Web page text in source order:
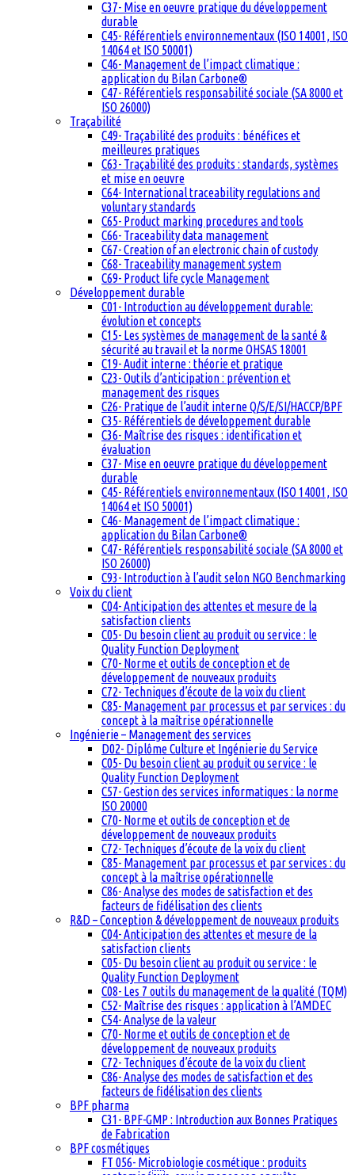
C37- Mise en oeuvre pratique du développement
durable
C45- Référentiels environnementaux (ISO 14001, ISO
14064 et ISO 50001)
C46- Management de l’impact climatique :
application du Bilan Carbone®
C47- Référentiels responsabilité sociale (SA 8000 et
ISO 26000)
Traçabilité
C49- Traçabilité des produits : bénéfices et
meilleures pratiques
C63- Traçabilité des produits : standards, systèmes
et mise en oeuvre
C64- International traceability regulations and
voluntary standards
C65- Product marking procedures and tools
C66- Traceability data management
C67- Creation of an electronic chain of custody
C68- Traceability management system
C69- Product life cycle Management
Développement durable
C01- Introduction au développement durable:
évolution et concepts
C15- Les systèmes de management de la santé &
sécurité au travail et la norme OHSAS 18001
C19- Audit interne : théorie et pratique
C23- Outils d’anticipation : prévention et
management des risques
C26- Pratique de l’audit interne Q/S/E/SI/HACCP/BPF
C35- Référentiels de développement durable
C36- Maîtrise des risques : identification et
évaluation
C37- Mise en oeuvre pratique du développement
durable
C45- Référentiels environnementaux (ISO 14001, ISO
14064 et ISO 50001)
C46- Management de l’impact climatique :
application du Bilan Carbone®
C47- Référentiels responsabilité sociale (SA 8000 et
ISO 26000)
C93- Introduction à l’audit selon NGO Benchmarking
Voix du client
C04- Anticipation des attentes et mesure de la
satisfaction clients
C05- Du besoin client au produit ou service : le
Quality Function Deployment
C70- Norme et outils de conception et de
développement de nouveaux produits
C72- Techniques d’écoute de la voix du client
C85- Management par processus et par services : du
concept à la maîtrise opérationnelle
Ingénierie – Management des services
D02- Diplôme Culture et Ingénierie du Service
C05- Du besoin client au produit ou service : le
Quality Function Deployment
C57- Gestion des services informatiques : la norme
ISO 20000
C70- Norme et outils de conception et de
développement de nouveaux produits
C72- Techniques d’écoute de la voix du client
C85- Management par processus et par services : du
concept à la maîtrise opérationnelle
C86- Analyse des modes de satisfaction et des
facteurs de fidélisation des clients
R&D – Conception & développement de nouveaux produits
C04- Anticipation des attentes et mesure de la
satisfaction clients
C05- Du besoin client au produit ou service : le
Quality Function Deployment
C08- Les 7 outils du management de la qualité (TQM)
C52- Maîtrise des risques : application à l’AMDEC
C54- Analyse de la valeur
C70- Norme et outils de conception et de
développement de nouveaux produits
C72- Techniques d’écoute de la voix du client
C86- Analyse des modes de satisfaction et des
facteurs de fidélisation des clients
BPF pharma
C31- BPF-GMP : Introduction aux Bonnes Pratiques
de Fabrication
BPF cosmétiques
FT 056- Microbiologie cosmétique : produits